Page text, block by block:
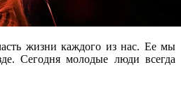
жизни каждого из нас. Ее мы
Сегодня молодые люди всегда